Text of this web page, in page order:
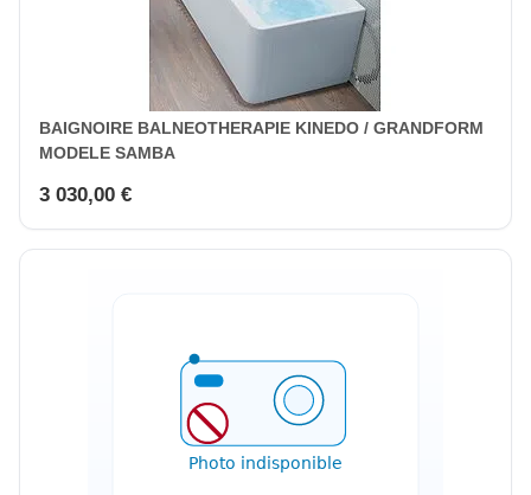
BAIGNOIRE BALNEOTHERAPIE KINEDO / GRANDFORM
MODELE SAMBA
3 030,00 €